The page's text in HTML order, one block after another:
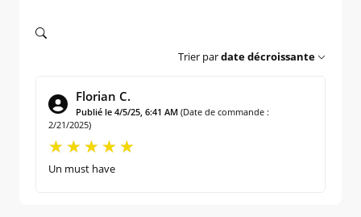
Trier pardate décroissante
Florian C.
Publié le 4/5/25, 6:41 AM (Date de commande :
2/21/2025)
Un must have